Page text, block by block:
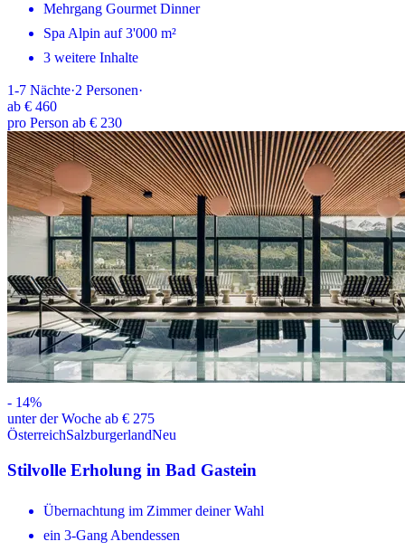
Mehrgang Gourmet Dinner
Spa Alpin auf 3'000 m²
3 weitere Inhalte
1-7 Nächte·2 Personen·
ab € 460
pro Person ab € 230
- 14%
unter der Woche ab € 275
ÖsterreichSalzburgerlandNeu
Stilvolle Erholung in Bad Gastein
Übernachtung im Zimmer deiner Wahl
ein 3-Gang Abendessen